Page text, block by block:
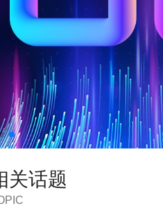
关话题